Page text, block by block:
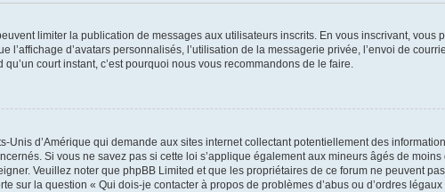
limiter la publication de messages aux utilisateurs inscrits. En vous inscrivant, vous
d’avatars personnalisés, l’utilisation de la messagerie privée, l’envoi de
court instant, c’est pourquoi nous vous recommandons de le faire.
Unis d’Amérique qui demande aux sites internet collectant potentiellement des
Si vous ne savez pas si cette loi s’applique également aux mineurs âgés de moins
Veuillez noter que phpBB Limited et que les propriétaires de ce forum ne peuvent
sur la question « Qui dois-je contacter à propos de problèmes d’abus ou d’ordres légaux